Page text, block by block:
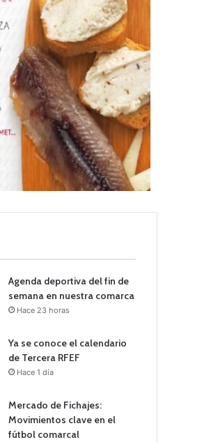
Agenda deportiva del fin de
semana en nuestra comarca
Hace 23 horas
Ya se conoce el calendario
de Tercera RFEF
Hace 1 día
Mercado de Fichajes:
Movimientos clave en el
fútbol comarcal